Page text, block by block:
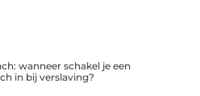
wanneer schakel je een
in bij verslaving?